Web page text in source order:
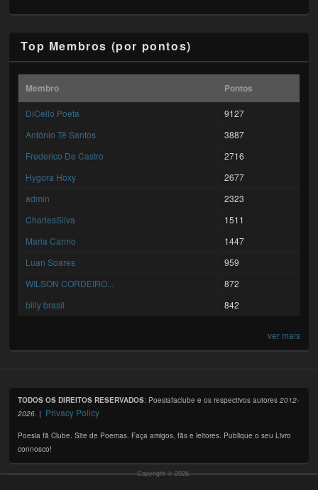
Top Membros (por pontos)
Membro Pontos
DiCello Poeta
9127
António Tê Santos
3887
Frederico De Castro
2716
Hygora Hoxy
2677
admin
2323
CharlesSilva
1511
Maria Carmo
1447
Luan Soares
959
WILSON CORDEIRO...
872
billy brasil
842
ver mais
TODOS OS DIREITOS RESERVADOS: Poesiafaclube e os respectivos autores2012-
2026. | Privacy Policy
Poesia fã Clube. Site de Poemas. Faça amigos, fãs e leitores. Publique o seu Livro
connosco!
Copyright © 2026,